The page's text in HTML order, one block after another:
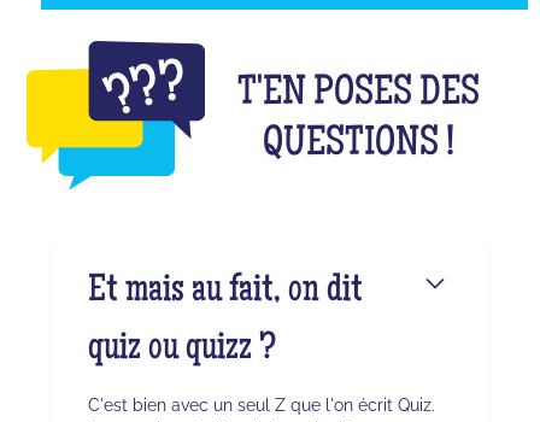
T'EN POSES DES
QUESTIONS !
Et mais au fait, on dit
quiz ou quizz ?
C'est bien avec un seul Z que l'on écrit Quiz.